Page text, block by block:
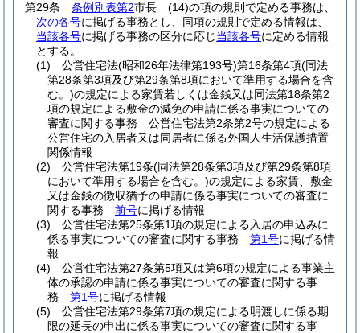
第29条
条例別表第2市長 (14)の項の規則で定める事務は、
次の各号に掲げる事務とし、同項の規則で定める情報は、
当該各号に掲げる事務の区分に応じ当該各号に定める情報
とする。
(1)
公営住宅法(昭和26年法律第193号)第16条第4項(同法
第28条第3項及び第29条第8項において準用する場合を含
む。)の規定による家賃若しくは金銭又は同法第18条第2
項の規定による敷金の減免の申請に係る事実についての
審査に関する事務 公営住宅法第2条第2号の規定による
公営住宅の入居者又は同居者に係る外国人生活保護措置
関係情報
(2)
公営住宅法第19条(同法第28条第3項及び第29条第8項
において準用する場合を含む。)の規定による家賃、敷金
又は金銭の徴収猶予の申請に係る事実についての審査に
関する事務 前号に掲げる情報
(3)
公営住宅法第25条第1項の規定による入居の申込みに
係る事実についての審査に関する事務 第1号に掲げる情
報
(4)
公営住宅法第27条第5項又は第6項の規定による事業主
体の承認の申請に係る事実についての審査に関する事
務 第1号に掲げる情報
(5)
公営住宅法第29条第7項の規定による明渡しに係る期
限の延長の申出に係る事実についての審査に関する事